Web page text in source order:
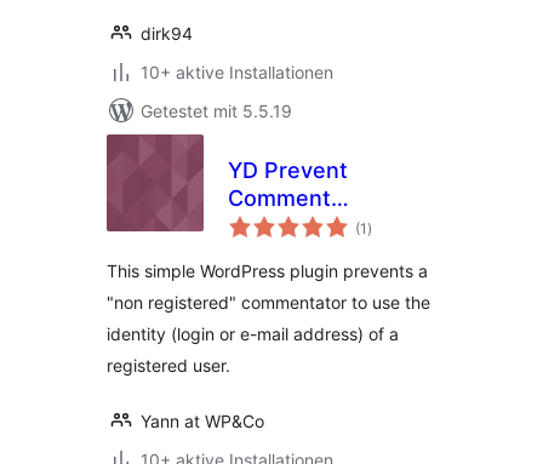
dirk94
10+ aktive Installationen
Getestet mit 5.5.19
YD Prevent
Comment
Impersonation
(1 Bewertungen
insgesamt
)
This simple WordPress plugin prevents a
"non registered" commentator to use the
identity (login or e-mail address) of a
registered user.
Yann at WP&Co
10+ aktive Installationen